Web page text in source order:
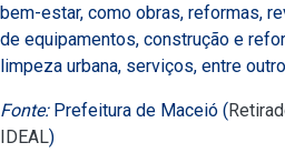
bem-estar, como obras, reformas,
de equipamentos, construção e
limpeza urbana, serviços, entre
Fonte:Prefeitura de Maceió (
IDEAL)